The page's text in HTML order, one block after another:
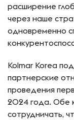
расширение
через наше
одновременно
Kolmar Korea
партнерские
проведения
2024 года. Обе
сотрудничать,